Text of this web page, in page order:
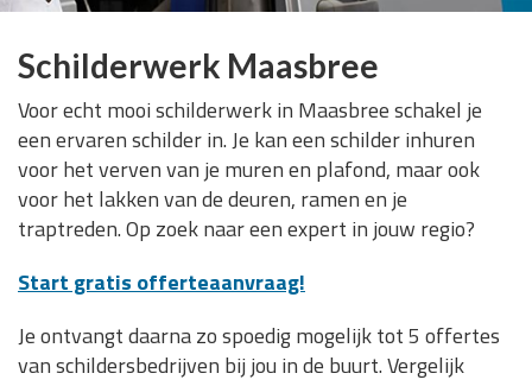
Schilderwerk Maasbree
Voor echt mooi schilderwerk in Maasbree schakel je
een ervaren schilder in. Je kan een schilder inhuren
voor het verven van je muren en plafond, maar ook
voor het lakken van de deuren, ramen en je
traptreden. Op zoek naar een expert in jouw regio?
Start gratis offerteaanvraag!
Je ontvangt daarna zo spoedig mogelijk tot 5 offertes
van schildersbedrijven bij jou in de buurt. Vergelijk